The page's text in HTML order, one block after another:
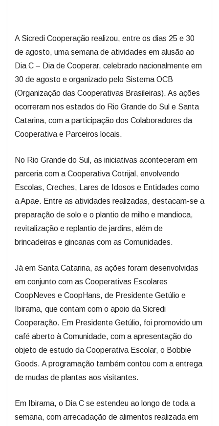
A Sicredi Cooperação realizou, entre os dias 25 e 30
de agosto, uma semana de atividades em alusão ao
Dia C – Dia de Cooperar, celebrado nacionalmente em
30 de agosto e organizado pelo Sistema OCB
(Organização das Cooperativas Brasileiras). As ações
ocorreram nos estados do Rio Grande do Sul e Santa
Catarina, com a participação dos Colaboradores da
Cooperativa e Parceiros locais.
No Rio Grande do Sul, as iniciativas aconteceram em
parceria com a Cooperativa Cotrijal, envolvendo
Escolas, Creches, Lares de Idosos e Entidades como
a Apae. Entre as atividades realizadas, destacam-se a
preparação de solo e o plantio de milho e mandioca,
revitalização e replantio de jardins, além de
brincadeiras e gincanas com as Comunidades.
Já em Santa Catarina, as ações foram desenvolvidas
em conjunto com as Cooperativas Escolares
CoopNeves e CoopHans, de Presidente Getúlio e
Ibirama, que contam com o apoio da Sicredi
Cooperação. Em Presidente Getúlio, foi promovido um
café aberto à Comunidade, com a apresentação do
objeto de estudo da Cooperativa Escolar, o Bobbie
Goods. A programação também contou com a entrega
de mudas de plantas aos visitantes.
Em Ibirama, o Dia C se estendeu ao longo de toda a
semana, com arrecadação de alimentos realizada em